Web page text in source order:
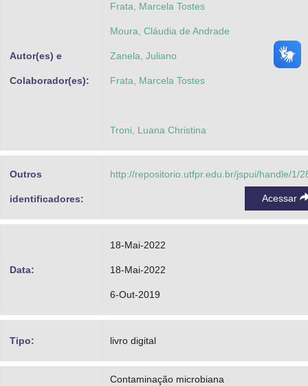
Autor(es) e
Colaborador(es):
Frata, Marcela Tostes
Moura, Cláudia de Andrade
Zanela, Juliano
Frata, Marcela Tostes
Troni, Luana Christina
Outros
identificadores:
http://repositorio.utfpr.edu.br/jspui/handle/1/
Acessar
Data:
18-Mai-2022
18-Mai-2022
6-Out-2019
Tipo: livro digital
Contaminação microbiana